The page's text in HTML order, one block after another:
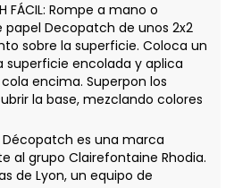
FÁCIL: Rompe a mano o
Decopatch de unos 2x2
sobre la superficie. Coloca un
superficie encolada y aplica
encima. Superpon los
la base, mezclando colores
Décopatch es una marca
al grupo Clairefontaine Rhodia.
de Lyon, un equipo de